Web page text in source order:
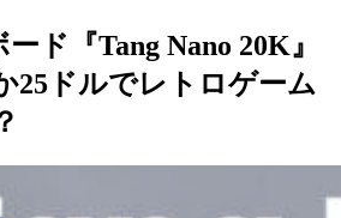
ド『Tang Nano 20K』
25ドルでレトロゲーム